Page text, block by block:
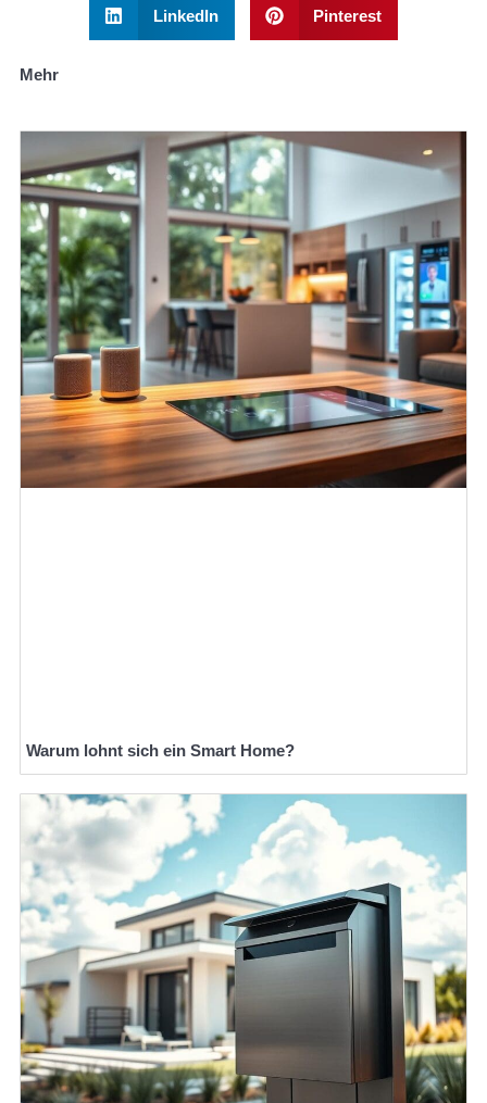
LinkedIn Pinterest
Mehr
Warum lohnt sich ein Smart Home?